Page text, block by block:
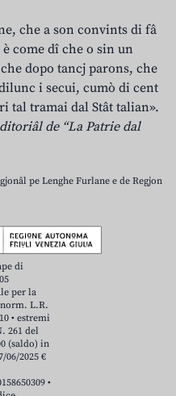
che a son convints di fâ
come dî che o sin un
dopo tancj parons, che
i secui, cumò di cent
tal tramai dal Stât talian».
de “La Patrie dal
pe Lenghe Furlane e de Regjon
di
per la
norm. L.R.
• estremi
261 del
(saldo) in
06/2025 €
•